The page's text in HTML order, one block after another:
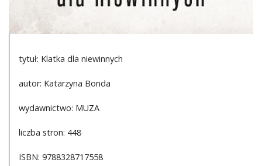
tytuł: Klatka dla niewinnych
autor: Katarzyna Bonda
wydawnictwo: MUZA
liczba stron: 448
ISBN: 9788328717558